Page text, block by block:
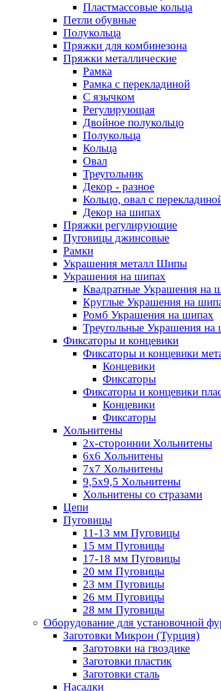
Пластмассовые кольца
Петли обувные
Полукольца
Пряжки для комбинезона
Пряжки металлические
Рамка
Рамка с перекладиной
С язычком
Регулирующая
Двойное полукольцо
Полукольца
Кольца
Овал
Треугольник
Декор - разное
Кольцо, овал с
Декор на шипах
Пряжки регулирующие
Пуговицы джинсовые
Рамки
Украшения металл Шипы
Украшения на шипах
Квадратные Украшения на
Круглые Украшения на
Ромб Украшения на шипах
Треугольные Украшения на
Фиксаторы и концевики
Фиксаторы и концевики
Концевики
Фиксаторы
Фиксаторы и концевики
Концевики
Фиксаторы
Хольнитены
2х-стороннии Хольнитены
6х6 Хольнитены
7х7 Хольнитены
9,5х9,5 Хольнитены
Хольнитены со стразами
Цепи
Пуговицы
11-13 мм Пуговицы
15 мм Пуговицы
17-18 мм Пуговицы
20 мм Пуговицы
23 мм Пуговицы
26 мм Пуговицы
28 мм Пуговицы
Оборудование для установочной
Заготовки Микрон (Турция)
Заготовки на гвоздике
Заготовки пластик
Заготовки сталь
Насадки